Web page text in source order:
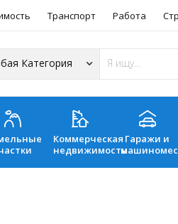
Транспорт Работа
Коммерческая
недвижимость
Гаражи и